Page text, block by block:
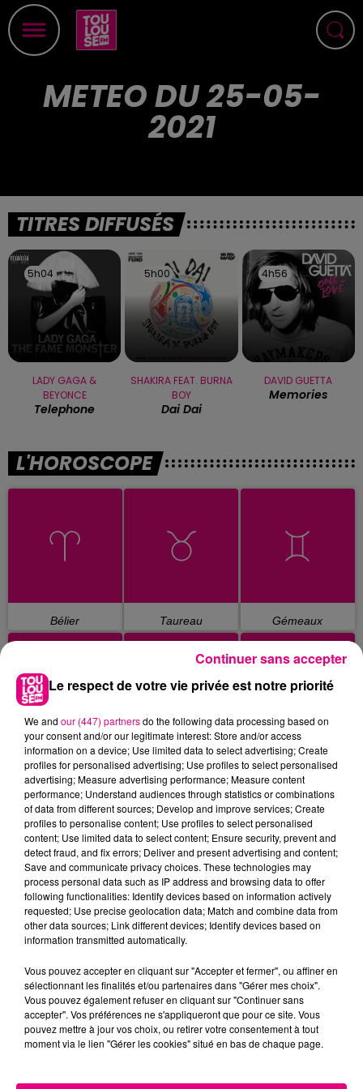
METEO DU 25-05-
2021
TITRES DIFFUSÉS
5h04
5h04
LADY GAGA &
BEYONCE
Telephone
5h00
5h00
SHAKIRA FEAT. BURNA
BOY
Dai Dai
4h56
4h56
DAVID GUETTA
Memories
L'HOROSCOPE
Bélier Taureau Gémeaux
Cancer Lion Vierge
Balance Scorpion Sagittaire
Poissons
Le respect de votre vie privée est notre priorité
We and our (447) partnersdo the following data processing based on
your consent and/or our legitimate interest: Store and/or access
information on a device; Use limited data to select advertising; Create
profiles for personalised advertising; Use profiles to select personalised
advertising; Measure advertising performance; Measure content
performance; Understand audiences through statistics or combinations
of data from different sources; Develop and improve services; Create
profiles to personalise content; Use profiles to select personalised
content; Use limited data to select content; Ensure security, prevent and
detect fraud, and fix errors; Deliver and present advertising and content;
Save and communicate privacy choices. These technologies may
process personal data such as IP address and browsing data to offer
following functionalities: Identify devices based on information actively
requested; Use precise geolocation data; Match and combine data from
other data sources; Link different devices; Identify devices based on
information transmitted automatically.
Vous pouvez accepter en cliquant sur "Accepter et fermer", ou affiner en
sélectionnant les finalités et/ou partenaires dans "Gérer mes choix".
Vous pouvez également refuser en cliquant sur "Continuer sans
accepter". Vos préférences ne s'appliqueront que pour ce site. Vous
pouvez mettre à jour vos choix, ou retirer votre consentement à tout
moment via le lien "Gérer les cookies" situé en bas de chaque page.
Continuer sans accepter